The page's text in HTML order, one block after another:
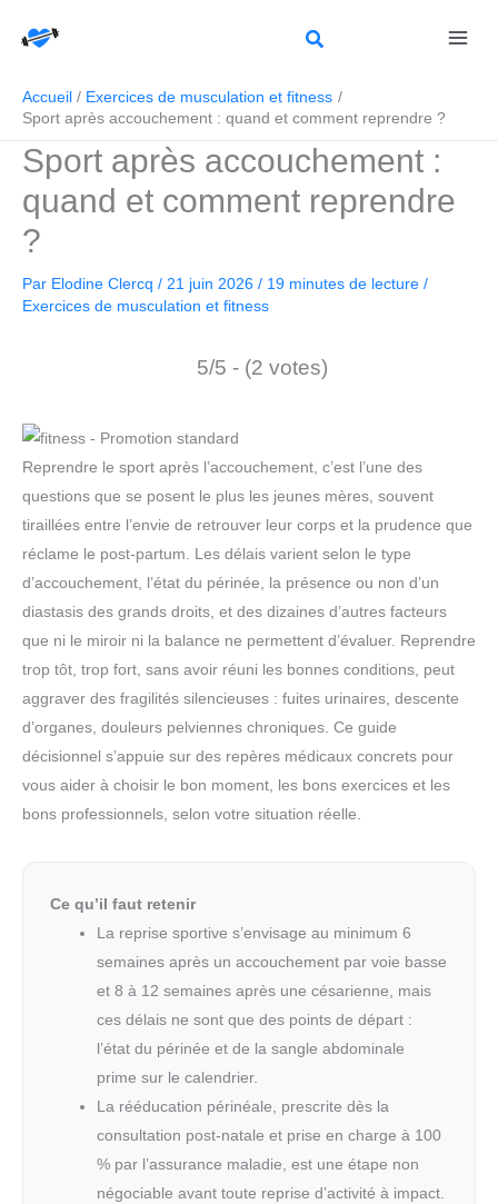
Accueil
Exercices de musculation et fitness
Sport après accouchement : quand et comment reprendre ?
Sport après accouchement :
quand et comment reprendre
?
Par Elodine Clercq / 21 juin 2026 / 19 minutes de lecture /
Exercices de musculation et fitness
5/5 - (2 votes)
Reprendre le sport après l’accouchement, c’est l’une des
questions que se posent le plus les jeunes mères, souvent
tiraillées entre l’envie de retrouver leur corps et la prudence que
réclame le post-partum. Les délais varient selon le type
d’accouchement, l’état du périnée, la présence ou non d’un
diastasis des grands droits, et des dizaines d’autres facteurs
que ni le miroir ni la balance ne permettent d’évaluer. Reprendre
trop tôt, trop fort, sans avoir réuni les bonnes conditions, peut
aggraver des fragilités silencieuses : fuites urinaires, descente
d’organes, douleurs pelviennes chroniques. Ce guide
décisionnel s’appuie sur des repères médicaux concrets pour
vous aider à choisir le bon moment, les bons exercices et les
bons professionnels, selon votre situation réelle.
Ce qu’il faut retenir
La reprise sportive s’envisage au minimum 6
semaines après un accouchement par voie basse
et 8 à 12 semaines après une césarienne, mais
ces délais ne sont que des points de départ :
l’état du périnée et de la sangle abdominale
prime sur le calendrier.
La rééducation périnéale, prescrite dès la
consultation post-natale et prise en charge à 100
% par l’assurance maladie, est une étape non
négociable avant toute reprise d’activité à impact.